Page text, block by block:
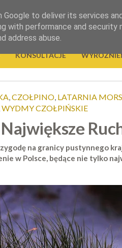
KONSULTACJE
,CZOŁPINO, LATARNIA
WYDMY CZOŁPIŃSKIE
na granicy pustynnego
w Polsce, będące nie tylko
to deliver its services
with performance and
address abuse.